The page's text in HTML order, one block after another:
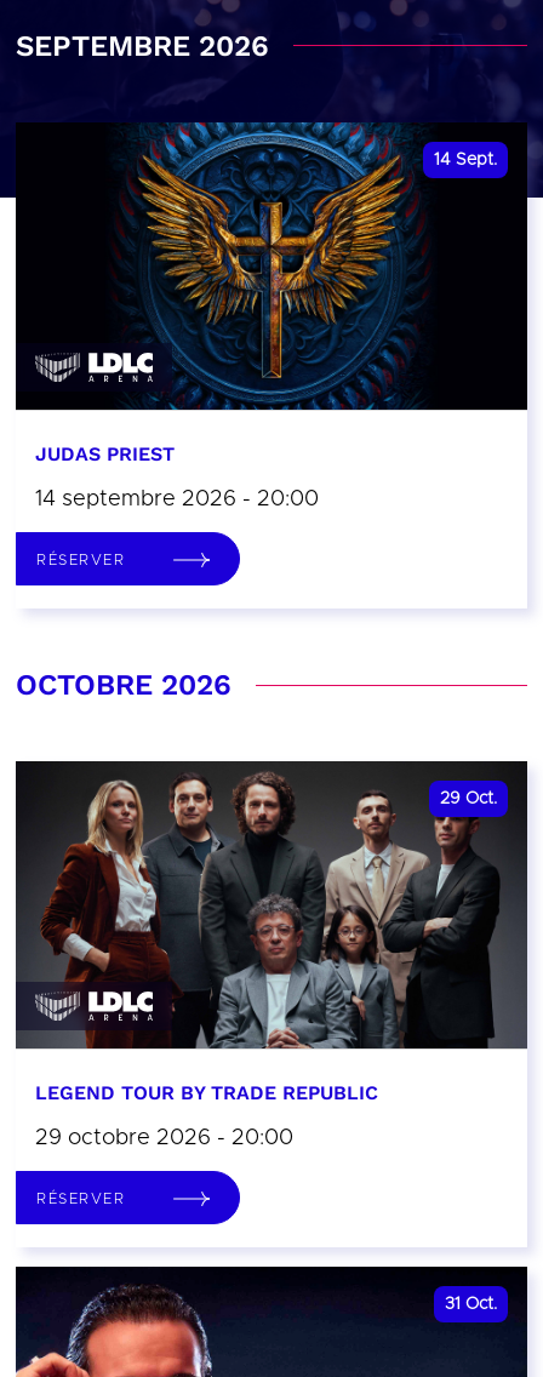
SEPTEMBRE 2026
14 Sept.
JUDAS PRIEST
14 septembre 2026 - 20:00
RÉSERVER
OCTOBRE 2026
29 Oct.
LEGEND TOUR BY TRADE REPUBLIC
29 octobre 2026 - 20:00
RÉSERVER
31 Oct.